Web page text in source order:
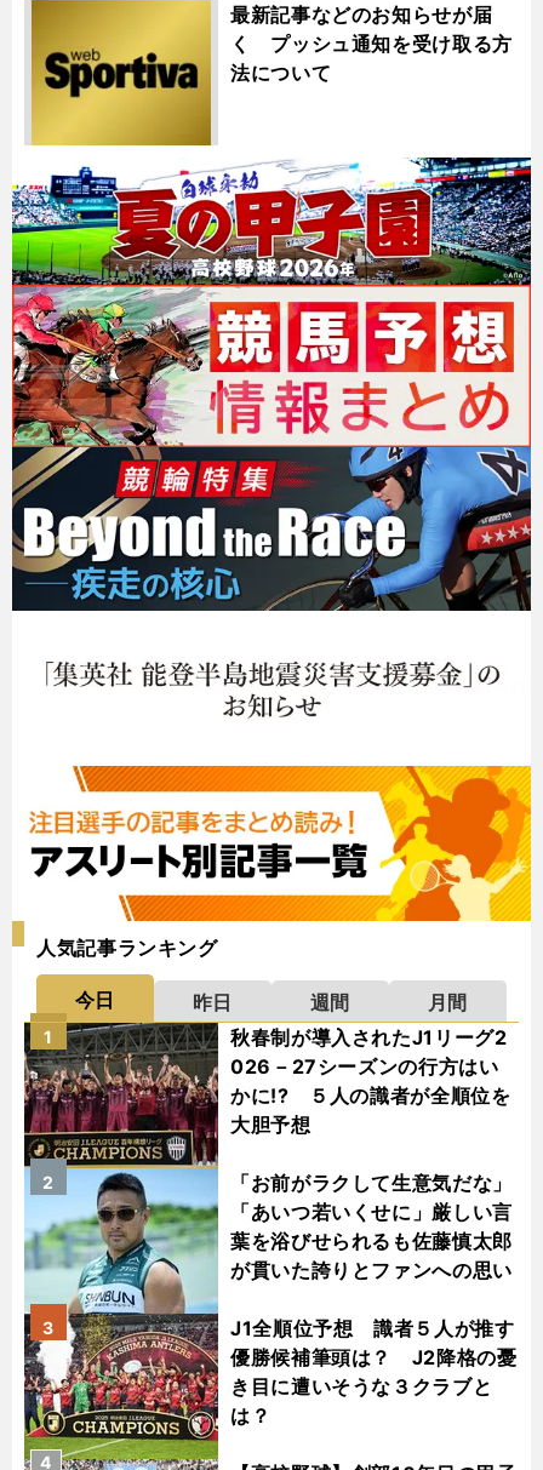
最新記事などのお知らせが届
く プッシュ通知を受け取る方
法について
人気記事ランキング
今日 昨日 週間
月間
秋春制が導入されたJ1リーグ2
026－27シーズンの行方はい
かに!? ５人の識者が全順位を
大胆予想
1
「お前がラクして生意気だな」
「あいつ若いくせに」厳しい言
葉を浴びせられるも佐藤慎太郎
が貫いた誇りとファンへの思い
2
J1全順位予想 識者５人が推す
優勝候補筆頭は？ J2降格の憂
き目に遭いそうな３クラブと
は？
3
4